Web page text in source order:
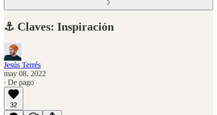
⚓️ Claves: Inspiración
Jesús Terrés
may 08, 2022
∙ De pago
32